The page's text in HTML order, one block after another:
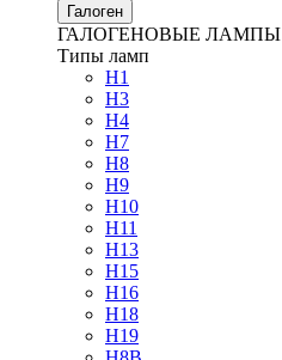
Галоген
ГАЛОГЕНОВЫЕ ЛАМПЫ
Типы ламп
H1
H3
H4
H7
H8
H9
H10
H11
H13
H15
H16
H18
H19